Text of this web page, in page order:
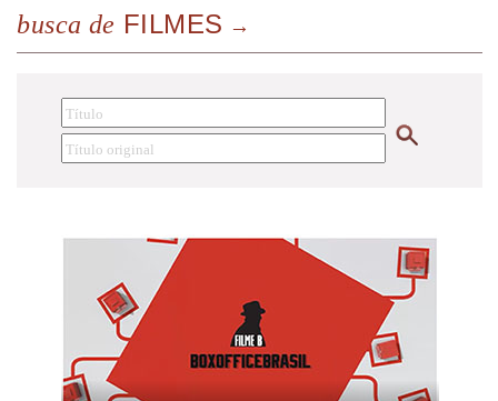
busca de FILMES